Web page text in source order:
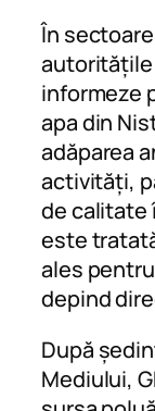
În
autoritățile
informeze
apa din
adăparea
activități,
de calitate
este
ales
depind
După
Mediului,